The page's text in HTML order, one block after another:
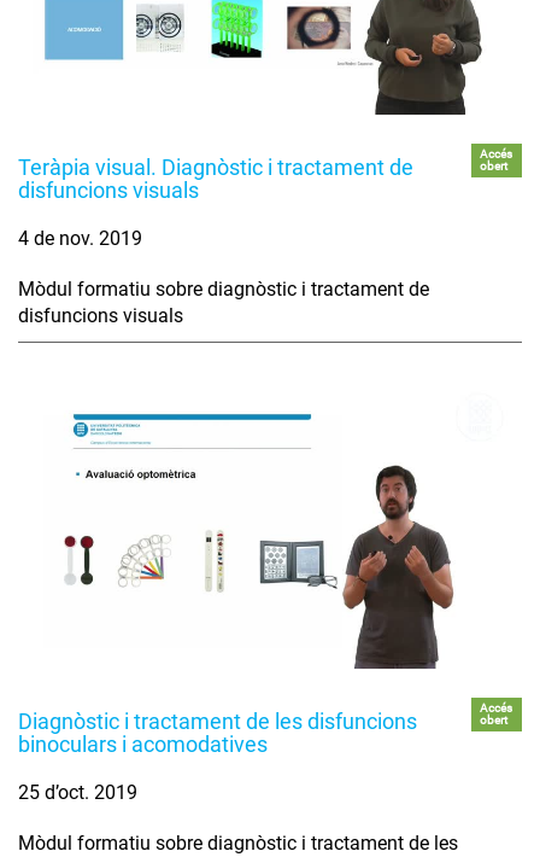
Teràpia visual. Diagnòstic i tractament de
disfuncions visuals
Accés
obert
4 de nov. 2019
Mòdul formatiu sobre diagnòstic i tractament de
disfuncions visuals
Diagnòstic i tractament de les disfuncions
binoculars i acomodatives
Accés
obert
25 d’oct. 2019
Mòdul formatiu sobre diagnòstic i tractament de les